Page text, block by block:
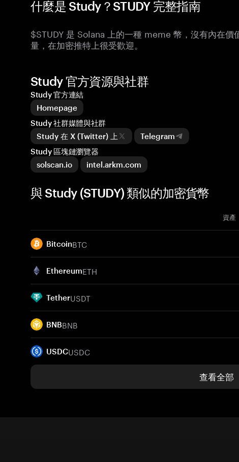
什麼是 Study？STUDY 完整指南
$STUDY 是 Solana 上的一種 meme 幣，沒有內在
量，在加密推特上很受歡迎。
Study 官方資源與社群
Study 官方連結
Homepage
Study 社群媒體與社群
Study 在 X (Twitter) 上
Telegram
Study 區塊鏈瀏覽器
solscan.io
intel.arkm.com
與 Study (STUDY) 類似的加密貨幣
資產
BitcoinBTC
EthereumETH
TetherUSDT
BNBBNB
USDCUSDC
查看全部